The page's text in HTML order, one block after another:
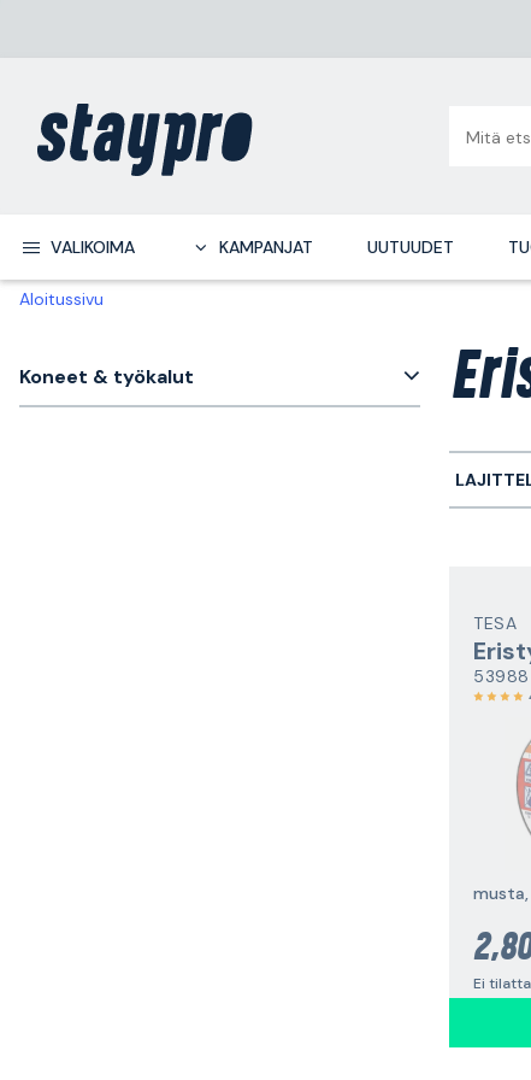
VALIKOIMA KAMPANJAT UUTUUDET
Aloitussivu
Koneet & työkalut
TESA
53988
Ei